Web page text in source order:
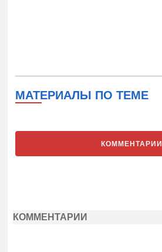
МАТЕРИАЛЫ ПО ТЕМЕ
КОММЕНТАРИИ
КОММЕНТАРИИ